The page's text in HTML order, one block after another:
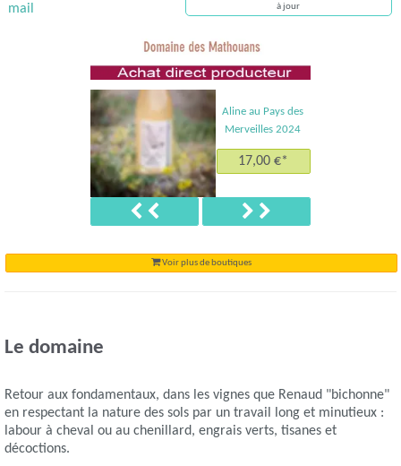
mail
à jour
Aline au Pays des
Merveilles 2024
17,00 €*
Précédent Suivant
Voir plus de boutiques
Le domaine
Retour aux fondamentaux, dans les vignes que Renaud "bichonne"
en respectant la nature des sols par un travail long et minutieux :
labour à cheval ou au chenillard, engrais verts, tisanes et
décoctions.